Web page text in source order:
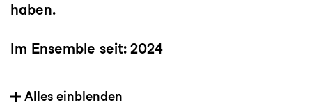
haben.
Im Ensemble seit: 2024
Heimat: St. Louis, MO, USA
Alles einblenden